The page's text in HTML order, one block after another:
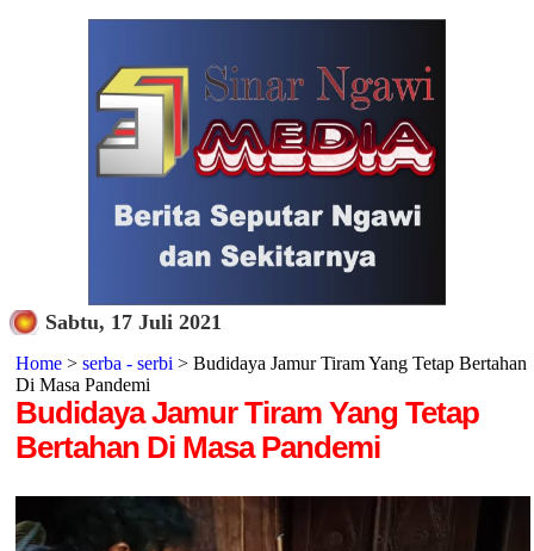
Sabtu, 17 Juli 2021
Home> serba - serbi > Budidaya Jamur Tiram Yang Tetap Bertahan
Di Masa Pandemi
Budidaya Jamur Tiram Yang Tetap
Bertahan Di Masa Pandemi